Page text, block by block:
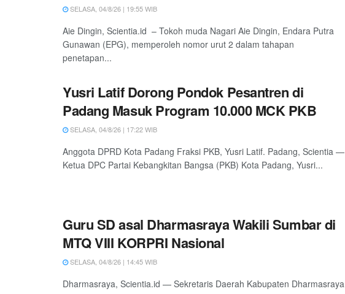
SELASA, 04/8/26 | 19:55 WIB
Aie Dingin, Scientia.id – Tokoh muda Nagari Aie Dingin, Endara Putra
Gunawan (EPG), memperoleh nomor urut 2 dalam tahapan
penetapan...
Yusri Latif Dorong Pondok Pesantren di
Padang Masuk Program 10.000 MCK PKB
SELASA, 04/8/26 | 17:22 WIB
Anggota DPRD Kota Padang Fraksi PKB, Yusri Latif. Padang, Scientia —
Ketua DPC Partai Kebangkitan Bangsa (PKB) Kota Padang, Yusri...
Guru SD asal Dharmasraya Wakili Sumbar di
MTQ VIII KORPRI Nasional
SELASA, 04/8/26 | 14:45 WIB
Dharmasraya, Scientia.id — Sekretaris Daerah Kabupaten Dharmasraya